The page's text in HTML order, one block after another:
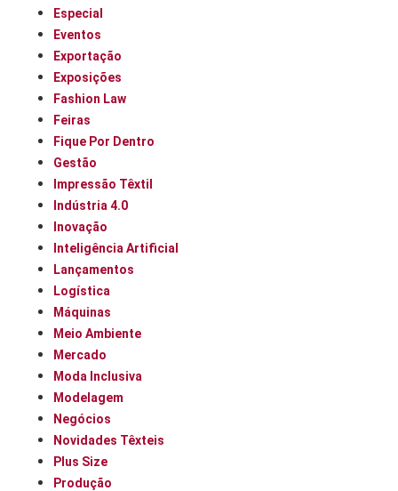
Especial
Eventos
Exportação
Exposições
Fashion Law
Feiras
Fique Por Dentro
Gestão
Impressão Têxtil
Indústria 4.0
Inovação
Inteligência Artificial
Lançamentos
Logística
Máquinas
Meio Ambiente
Mercado
Moda Inclusiva
Modelagem
Negócios
Novidades Têxteis
Plus Size
Produção